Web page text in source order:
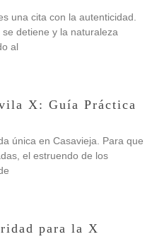
una cita con la autenticidad.
detiene y la naturaleza
al
X: Guía Práctica
única en Casavieja. Para que
el estruendo de los
para la X